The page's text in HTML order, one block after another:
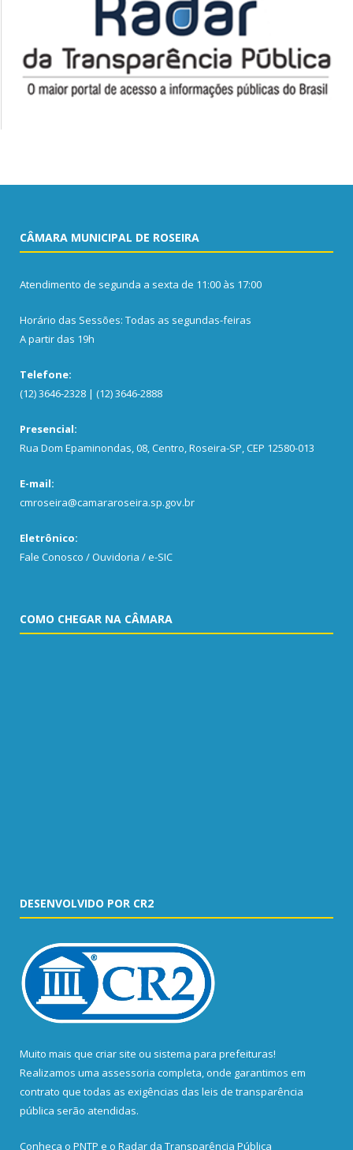
CÂMARA MUNICIPAL DE ROSEIRA
Atendimento de segunda a sexta de 11:00 às 17:00
Horário das Sessões: Todas as segundas-feiras
A partir das 19h
Telefone:
(12) 3646-2328 | (12) 3646-2888
Presencial:
Rua Dom Epaminondas, 08, Centro, Roseira-SP, CEP 12580-013
E-mail:
cmroseira@camararoseira.sp.gov.br
Eletrônico:
Fale Conosco / Ouvidoria / e-SIC
COMO CHEGAR NA CÂMARA
DESENVOLVIDO POR CR2
Muito mais que criar site ou sistema para prefeituras!
Realizamos uma assessoria completa, onde garantimos em
contrato que todas as exigências das leis de transparência
pública serão atendidas.
Conheça o PNTP e o Radar da Transparência Pública